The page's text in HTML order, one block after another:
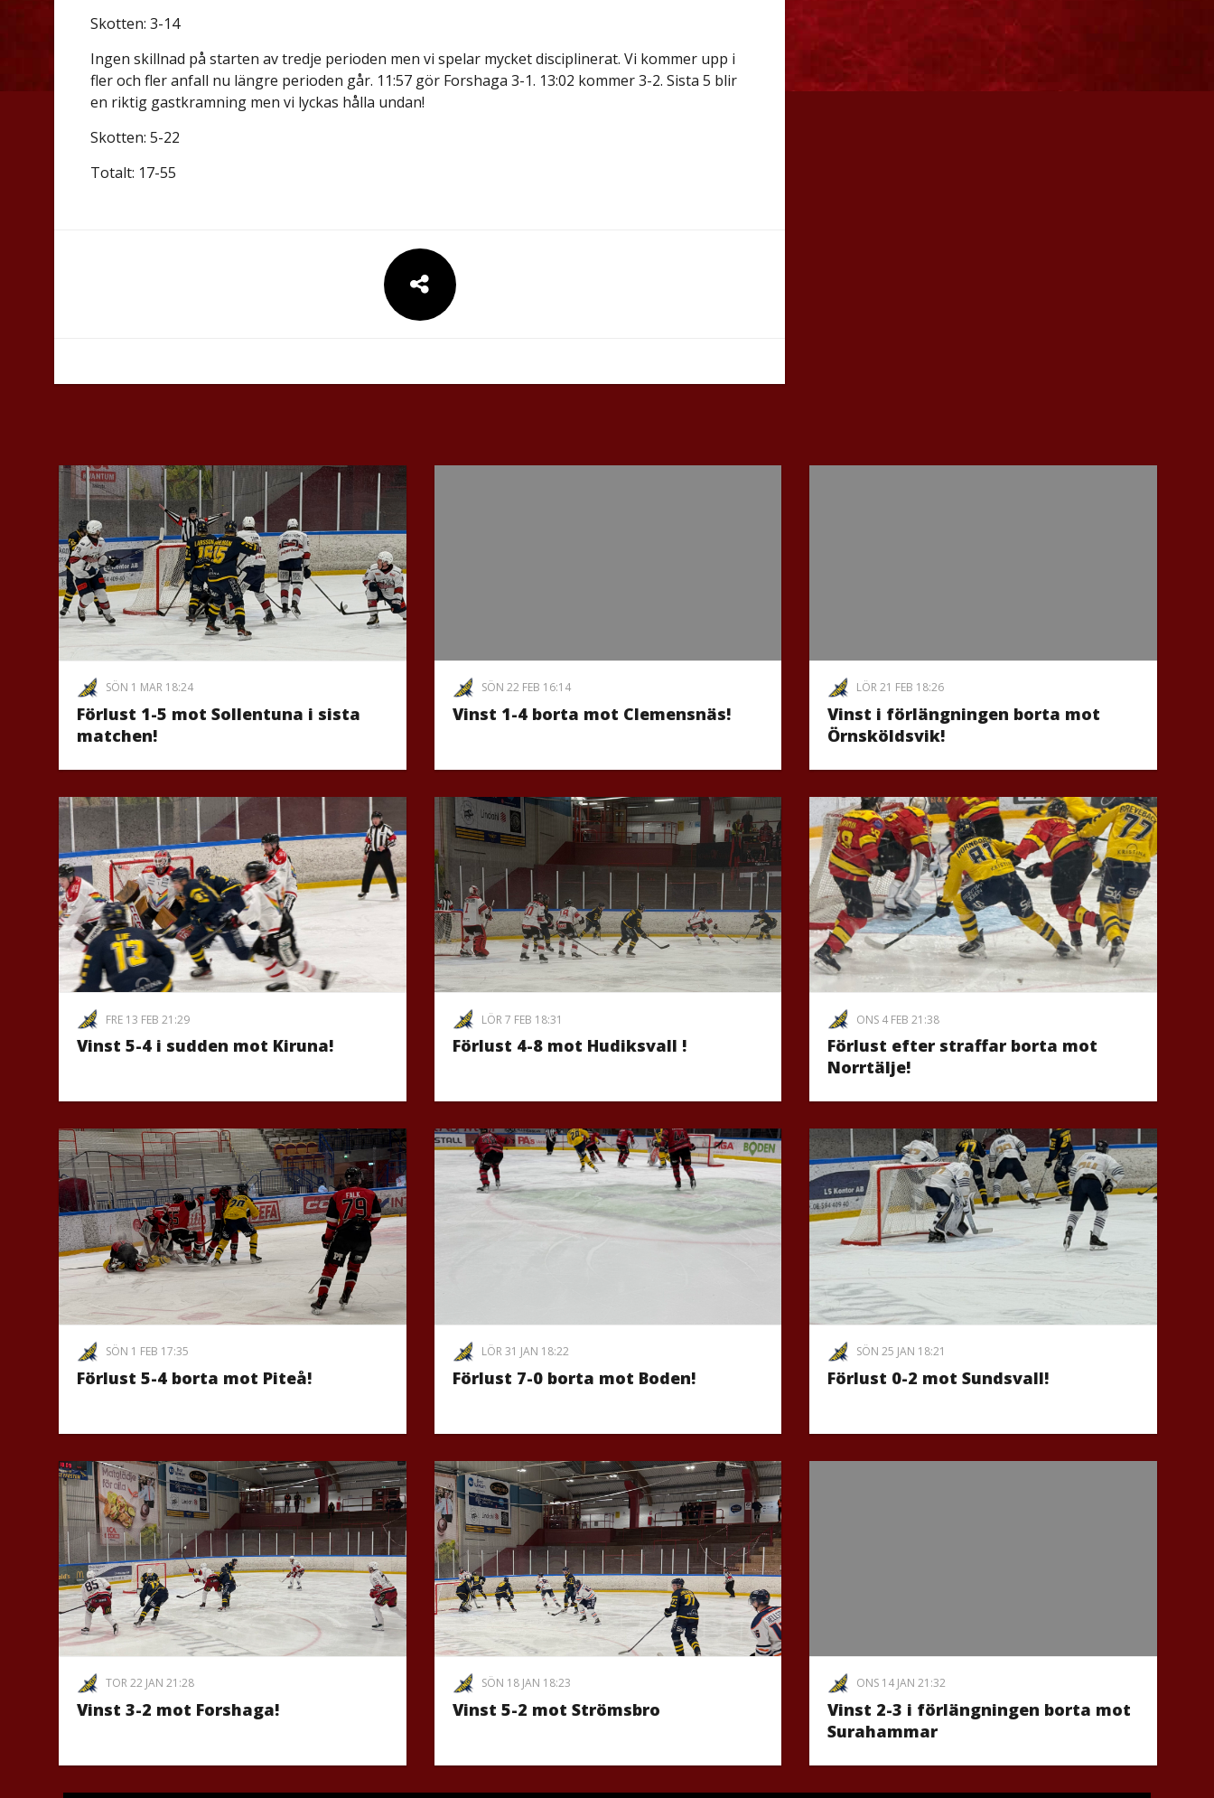
Skotten: 3-14
Ingen skillnad på starten av tredje perioden men vi spelar mycket disciplinerat. Vi kommer upp i
fler och fler anfall nu längre perioden går. 11:57 gör Forshaga 3-1. 13:02 kommer 3-2. Sista 5 blir
en riktig gastkramning men vi lyckas hålla undan!
Skotten: 5-22
Totalt: 17-55
SÖN 1 MAR 18:24
Förlust 1-5 mot Sollentuna i sista
matchen!
SÖN 22 FEB 16:14
Vinst 1-4 borta mot Clemensnäs!
LÖR 21 FEB 18:26
Vinst i förlängningen borta mot
Örnsköldsvik!
FRE 13 FEB 21:29
Vinst 5-4 i sudden mot Kiruna!
LÖR 7 FEB 18:31
Förlust 4-8 mot Hudiksvall !
ONS 4 FEB 21:38
Förlust efter straffar borta mot
Norrtälje!
SÖN 1 FEB 17:35
Förlust 5-4 borta mot Piteå!
LÖR 31 JAN 18:22
Förlust 7-0 borta mot Boden!
SÖN 25 JAN 18:21
Förlust 0-2 mot Sundsvall!
TOR 22 JAN 21:28
Vinst 3-2 mot Forshaga!
SÖN 18 JAN 18:23
Vinst 5-2 mot Strömsbro
ONS 14 JAN 21:32
Vinst 2-3 i förlängningen borta mot
Surahammar